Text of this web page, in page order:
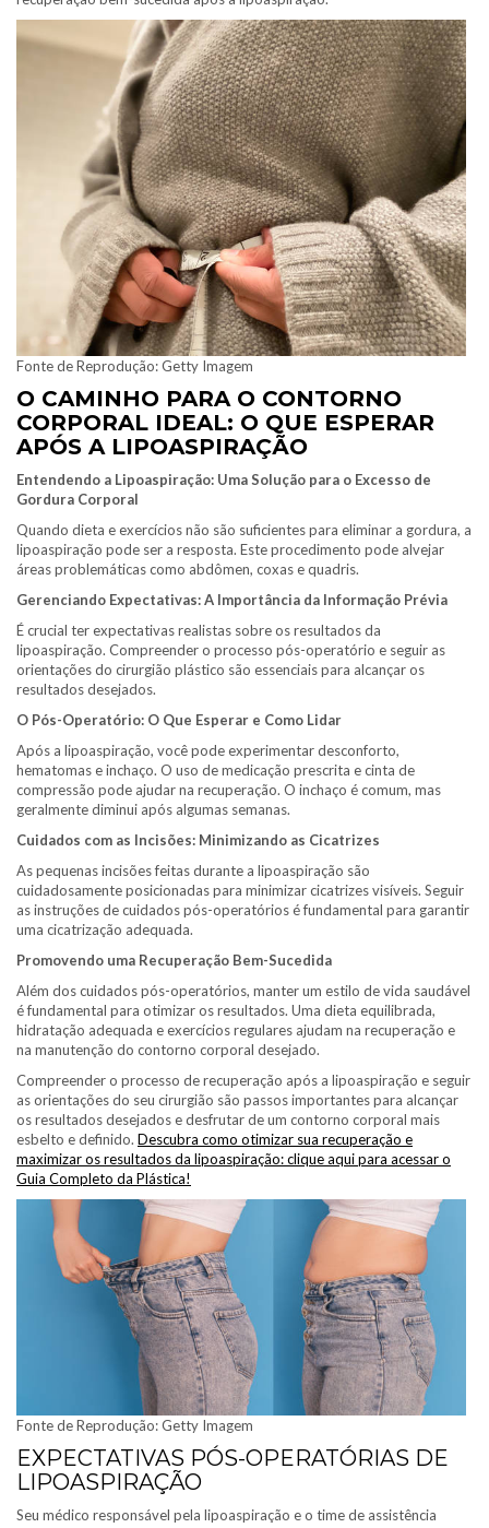
Fonte de Reprodução: Getty Imagem
O CAMINHO PARA O CONTORNO
CORPORAL IDEAL: O QUE ESPERAR
APÓS A LIPOASPIRAÇÃO
Entendendo a Lipoaspiração: Uma Solução para o Excesso de
Gordura Corporal
Quando dieta e exercícios não são suficientes para eliminar a gordura, a
lipoaspiração pode ser a resposta. Este procedimento pode alvejar
áreas problemáticas como abdômen, coxas e quadris.
Gerenciando Expectativas: A Importância da Informação Prévia
É crucial ter expectativas realistas sobre os resultados da
lipoaspiração. Compreender o processo pós-operatório e seguir as
orientações do cirurgião plástico são essenciais para alcançar os
resultados desejados.
O Pós-Operatório: O Que Esperar e Como Lidar
Após a lipoaspiração, você pode experimentar desconforto,
hematomas e inchaço. O uso de medicação prescrita e cinta de
compressão pode ajudar na recuperação. O inchaço é comum, mas
geralmente diminui após algumas semanas.
Cuidados com as Incisões: Minimizando as Cicatrizes
As pequenas incisões feitas durante a lipoaspiração são
cuidadosamente posicionadas para minimizar cicatrizes visíveis. Seguir
as instruções de cuidados pós-operatórios é fundamental para garantir
uma cicatrização adequada.
Promovendo uma Recuperação Bem-Sucedida
Além dos cuidados pós-operatórios, manter um estilo de vida saudável
é fundamental para otimizar os resultados. Uma dieta equilibrada,
hidratação adequada e exercícios regulares ajudam na recuperação e
na manutenção do contorno corporal desejado.
Compreender o processo de recuperação após a lipoaspiração e seguir
as orientações do seu cirurgião são passos importantes para alcançar
os resultados desejados e desfrutar de um contorno corporal mais
esbelto e definido. Descubra como otimizar sua recuperação e
maximizar os resultados da lipoaspiração: clique aqui para acessar o
Guia Completo da Plástica!
Fonte de Reprodução: Getty Imagem
EXPECTATIVAS PÓS-OPERATÓRIAS DE
LIPOASPIRAÇÃO
Seu médico responsável pela lipoaspiração e o time de assistência